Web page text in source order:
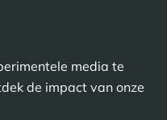
media te
de impact van onze